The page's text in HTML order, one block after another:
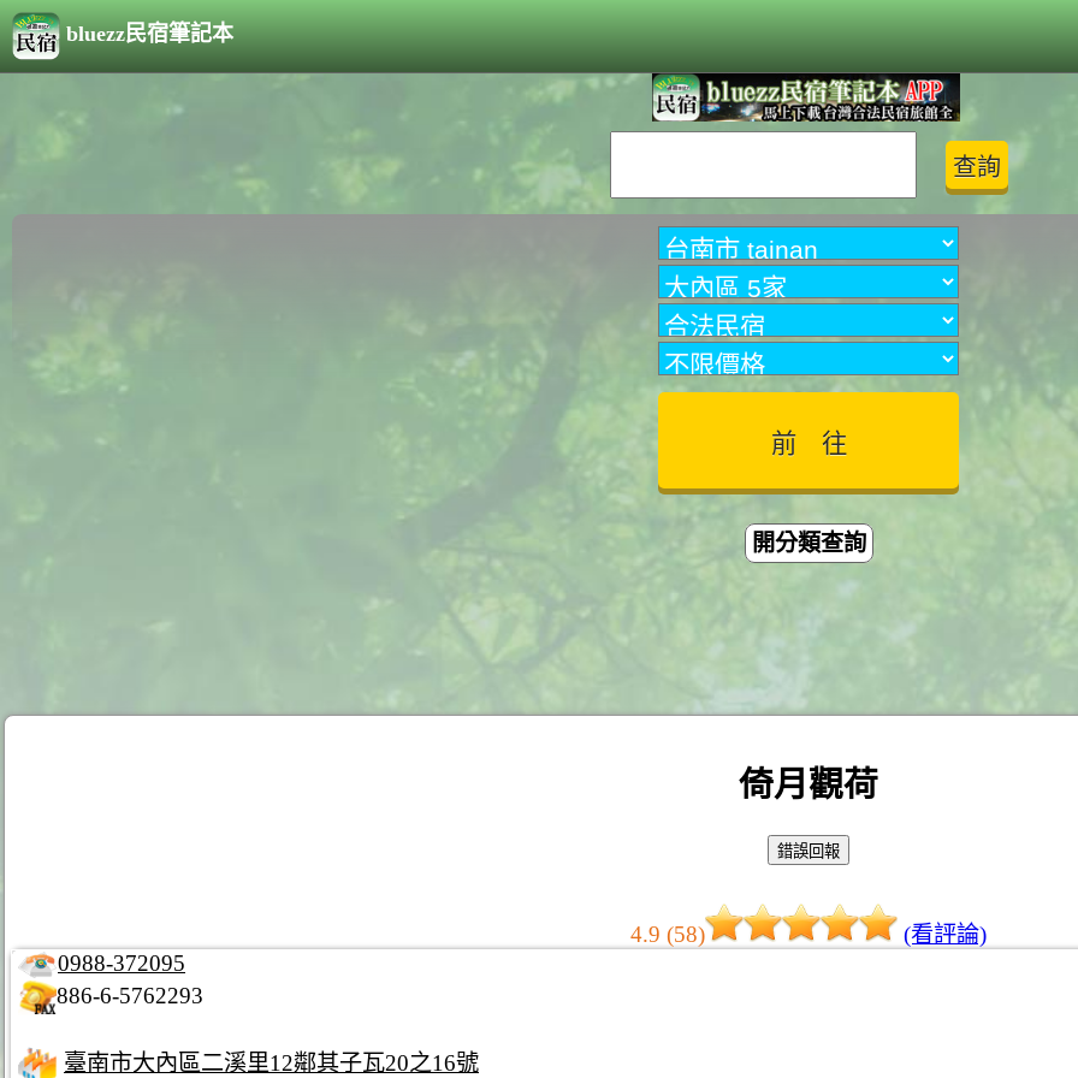
bluezz民宿筆記本
開分類查詢
倚月觀荷
4.9 (58)
(看評論)
0988-372095
886-6-5762293
臺南市大內區二溪里12鄰其子瓦20之16號